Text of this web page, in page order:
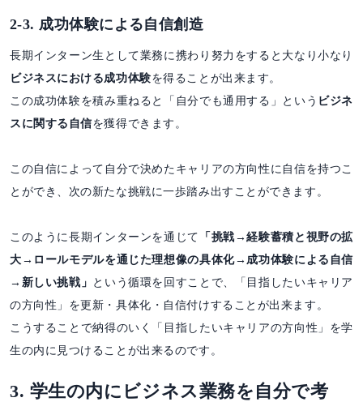
2-3. 成功体験による自信創造
長期インターン生として業務に携わり努力をすると大なり小なり
ビジネスにおける成功体験を得ることが出来ます。
この成功体験を積み重ねると「自分でも通用する」という ビジネ
スに関する自信を獲得できます。
この自信によって自分で決めたキャリアの方向性に自信を持つこ
とができ、次の新たな挑戦に一歩踏み出すことができます。
このように長期インターンを通じて
「挑戦→経験蓄積と視野の拡
大→ロールモデルを通じた理想像の具体化→成功体験による自信
→新しい挑戦」 という循環を回すことで、「目指したいキャリア
の方向性」を更新・具体化・自信付けすることが出来ます。
こうすることで納得のいく「目指したいキャリアの方向性」を学
生の内に見つけることが出来るのです。
3. 学生の内にビジネス業務を自分で考